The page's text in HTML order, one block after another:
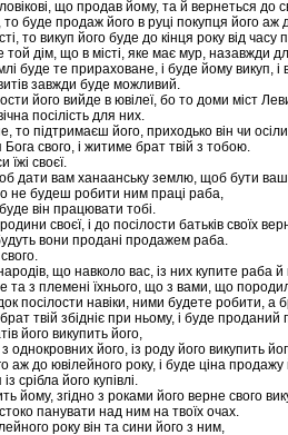
що продав йому, та й вернеться до
буде продаж його в руці покупця його аж
то викуп його буде до кінця року від часу
дім, що в місті, яке має мур, назавжди
те прираховане, і буде йому викуп, і в
завжди буде можливий.
його вийде в ювілеї, бо то доми міст
посілість для них.
то підтримаєш його, приходько він чи
свого, і житиме брат твій з тобою.
їжі своєї.
дати вам ханаанську землю, щоб бути
не будеш робити ним праці раба,
він працювати тобі.
своєї, і до посілости батьків своїх
вони продані продажем раба.
що навколо вас, із них купите раба
з племені їхнього, що з вами, що
посілости навіки, ними будете
твій збідніє при ньому, і буде
його викупить його,
однокровних його, із роду його викупить
аж до ювілейного року, і буде ціна
срібла його купівлі.
йому, згідно з роками його верне свого
панувати над ним на твоїх очах.
року він та сини його з ним,